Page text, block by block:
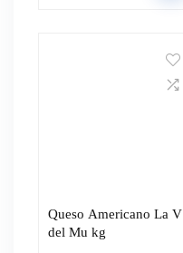
Queso Americano La V
del Mu kg